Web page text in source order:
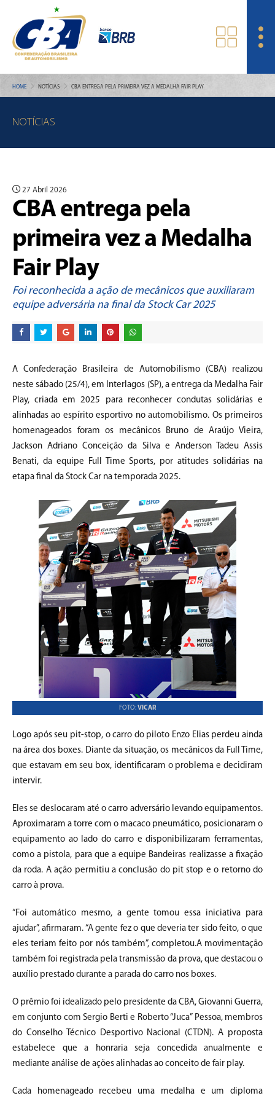
HOME NOTÍCIAS CBA ENTREGA PELA PRIMEIRA VEZ A MEDALHA FAIR PLAY
NOTÍCIAS
27 Abril 2026
CBA entrega pela
primeira vez a Medalha
Fair Play
Foi reconhecida a ação de mecânicos que auxiliaram
equipe adversária na final da Stock Car 2025
A Confederação Brasileira de Automobilismo (CBA) realizou
neste sábado (25/4), em Interlagos (SP), a entrega da Medalha Fair
Play, criada em 2025 para reconhecer condutas solidárias e
alinhadas ao espírito esportivo no automobilismo. Os primeiros
homenageados foram os mecânicos Bruno de Araújo Vieira,
Jackson Adriano Conceição da Silva e Anderson Tadeu Assis
Benati, da equipe Full Time Sports, por atitudes solidárias na
etapa final da Stock Car na temporada 2025.
FOTO:VICAR
Logo após seu pit-stop, o carro do piloto Enzo Elias perdeu ainda
na área dos boxes. Diante da situação, os mecânicos da Full Time,
que estavam em seu box, identificaram o problema e decidiram
intervir.
Eles se deslocaram até o carro adversário levando equipamentos.
Aproximaram a torre com o macaco pneumático, posicionaram o
equipamento ao lado do carro e disponibilizaram ferramentas,
como a pistola, para que a equipe Bandeiras realizasse a fixação
da roda. A ação permitiu a conclusão do pit stop e o retorno do
carro à prova.
“Foi automático mesmo, a gente tomou essa iniciativa para
ajudar”, afirmaram. “A gente fez o que deveria ter sido feito, o que
eles teriam feito por nós também”, completou.A movimentação
também foi registrada pela transmissão da prova, que destacou o
auxílio prestado durante a parada do carro nos boxes.
O prêmio foi idealizado pelo presidente da CBA, Giovanni Guerra,
em conjunto com Sergio Berti e Roberto “Juca” Pessoa, membros
do Conselho Técnico Desportivo Nacional (CTDN). A proposta
estabelece que a honraria seja concedida anualmente e
mediante análise de ações alinhadas ao conceito de fair play.
Cada homenageado recebeu uma medalha e um diploma